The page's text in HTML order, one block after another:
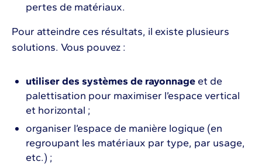
pertes de matériaux.
Pour atteindre ces résultats, il existe plusieurs
solutions. Vous pouvez :
utiliser des systèmes de rayonnage et de
palettisation pour maximiser l’espace vertical
et horizontal ;
organiser l’espace de manière logique (en
regroupant les matériaux par type, par usage,
etc.) ;